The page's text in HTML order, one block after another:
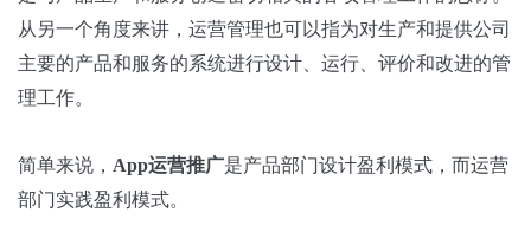
从另一个角度来讲，运营管理也可以指为对生产和提供公司
主要的产品和服务的系统进行设计、运行、评价和改进的管
理工作。
简单来说， App运营推广是产品部门设计盈利模式，而运营
部门实践盈利模式。